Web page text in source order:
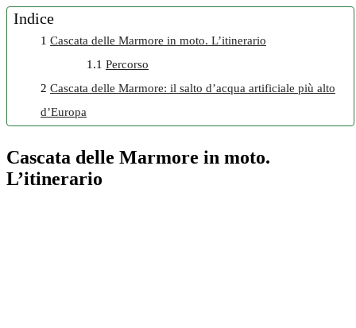
Indice
1 Cascata delle Marmore in moto. L’itinerario
1.1 Percorso
2 Cascata delle Marmore: il salto d’acqua artificiale più alto
d’Europa
Cascata delle Marmore in moto.
L’itinerario